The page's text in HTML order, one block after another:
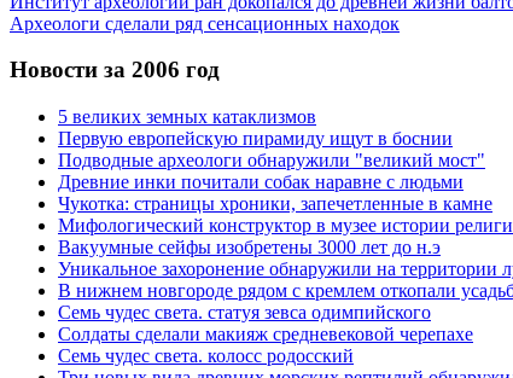
Археологи сделали ряд сенсационных находок
Новости за 2006 год
5 великих земных катаклизмов
Первую европейскую пирамиду ищут в боснии
Подводные археологи обнаружили "великий мост"
Древние инки почитали собак наравне с людьми
Чукотка: страницы хроники, запечетленные в камне
Мифологический конструктор в музее истории
Вакуумные сейфы изобретены 3000 лет до н.э
Уникальное захоронение обнаружили на территории
В нижнем новгороде рядом с кремлем откопали
Семь чудес света. статуя зевса одимпийского
Солдаты сделали макияж средневековой черепахе
Семь чудес света. колосс родосский